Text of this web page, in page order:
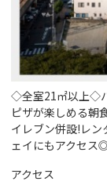
◇全室21㎡以上◇
ピザが楽しめる朝
イレブン併設!レン
ェイにもアクセス
アクセス